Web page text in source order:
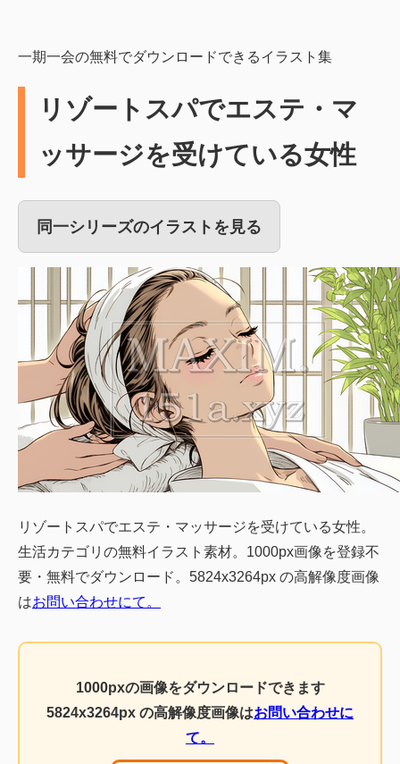
一期一会の無料でダウンロードできるイラスト集
リゾートスパでエステ・マ
ッサージを受けている女性
同一シリーズのイラストを見る
リゾートスパでエステ・マッサージを受けている女性。
生活カテゴリの無料イラスト素材。1000px画像を登録不
要・無料でダウンロード。5824x3264px の高解像度画像
はお問い合わせにて。
1000pxの画像をダウンロードできます
5824x3264px の高解像度画像はお問い合わせに
て。